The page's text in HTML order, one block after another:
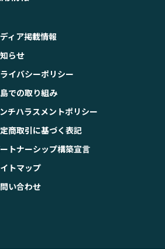
ィア掲載情報
らせ
イバシーポリシー
での取り組み
チハラスメントポリシー
商取引に基づく表記
トナーシップ構築宣言
トマップ
い合わせ